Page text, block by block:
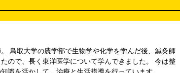
鳥取大学の農学部で生物学や化学を学んだ後、鍼灸師
ので、長く東洋医学について学んできました。 今は整
識を活かして、治療と生活指導を行っています。